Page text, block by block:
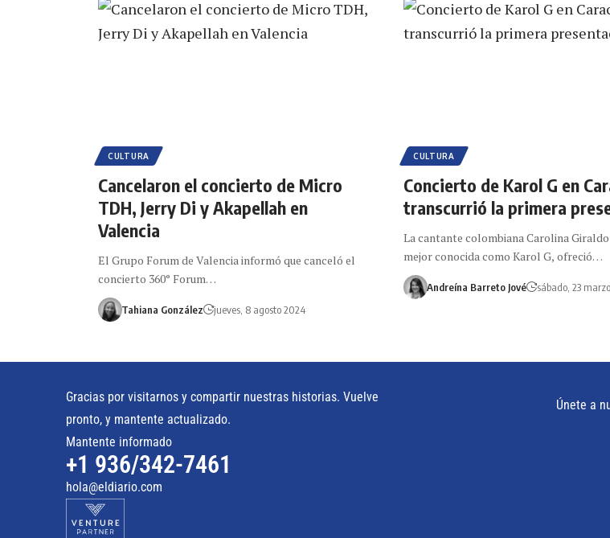
CULTURA
Cancelaron el concierto de Micro
TDH, Jerry Di y Akapellah en
Valencia
El Grupo Forum de Valencia informó que canceló el
concierto 360° Forum…
Tahiana González jueves, 8 agosto 2024
CULTURA
Concierto de Karol G en
transcurrió la primera
La cantante colombiana Carolina
mejor conocida como Karol G, ofreció…
Andreína Barreto Jové sábado, 23
Gracias por visitarnos y compartir nuestras historias. Vuelve
pronto, y mantente actualizado.
Mantente informado
+1 936/342-7461
hola@eldiario.com
Únete a